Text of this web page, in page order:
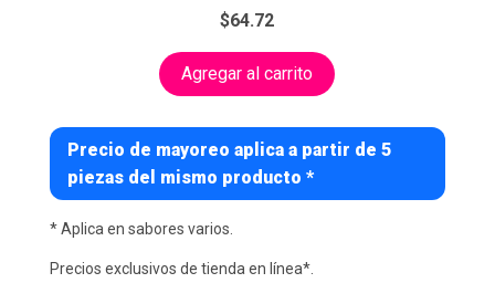
$64.72
Agregar al carrito
Precio de mayoreo aplica a partir de 5
piezas del mismo producto *
* Aplica en sabores varios.
Precios exclusivos de tienda en línea*.